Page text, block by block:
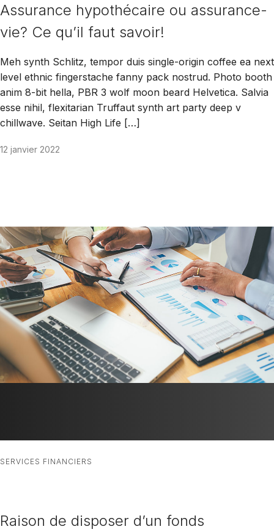
Assurance hypothécaire ou assurance-
vie? Ce qu’il faut savoir!
Meh synth Schlitz, tempor duis single-origin coffee ea next
level ethnic fingerstache fanny pack nostrud. Photo booth
anim 8-bit hella, PBR 3 wolf moon beard Helvetica. Salvia
esse nihil, flexitarian Truffaut synth art party deep v
chillwave. Seitan High Life […]
12 janvier 2022
SERVICES FINANCIERS
Raison de disposer d’un fonds